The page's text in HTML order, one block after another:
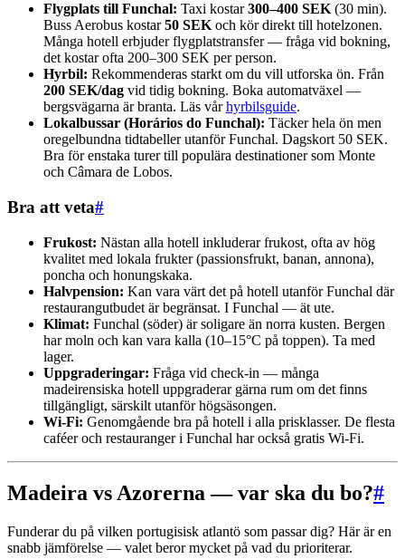
Flygplats till Funchal: Taxi kostar300–400 SEK(30 min).
Buss Aerobus kostar50 SEKoch kör direkt till hotelzonen.
Många hotell erbjuder flygplatstransfer — fråga vid bokning,
det kostar ofta 200–300 SEK per person.
Hyrbil: Rekommenderas starkt om du vill utforska ön. Från
200 SEK/dag vid tidig bokning. Boka automatväxel —
bergsvägarna är branta. Läs vårhyrbilsguide.
Lokalbussar (Horários do Funchal): Täcker hela ön men
oregelbundna tidtabeller utanför Funchal. Dagskort 50 SEK.
Bra för enstaka turer till populära destinationer som Monte
och Câmara de Lobos.
Bra att veta#
Frukost: Nästan alla hotell inkluderar frukost, ofta av hög
kvalitet med lokala frukter (passionsfrukt, banan, annona),
poncha och honungskaka.
Halvpension: Kan vara värt det på hotell utanför Funchal där
restaurangutbudet är begränsat. I Funchal — ät ute.
Klimat: Funchal (söder) är soligare än norra kusten. Bergen
har moln och kan vara kalla (10–15°C på toppen). Ta med
lager.
Uppgraderingar: Fråga vid check-in — många
madeirensiska hotell uppgraderar gärna rum om det finns
tillgängligt, särskilt utanför högsäsongen.
Wi-Fi: Genomgående bra på hotell i alla prisklasser. De flesta
caféer och restauranger i Funchal har också gratis Wi-Fi.
Madeira vs Azorerna — var ska du bo?#
Funderar du på vilken portugisisk atlantö som passar dig? Här är en
snabb jämförelse — valet beror mycket på vad du prioriterar.